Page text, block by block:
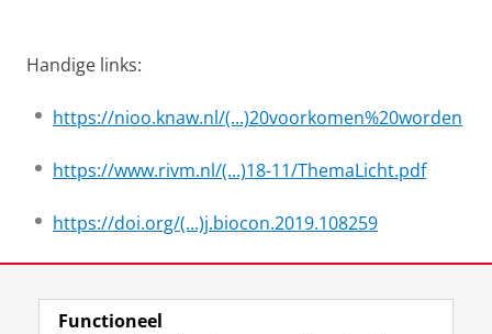
Handige links:
https://nioo.knaw.nl/(...)20voorkomen%20worden
https://www.rivm.nl/(...)18-11/ThemaLicht.pdf
https://doi.org/(...)j.biocon.2019.108259
Laatst gewijzigd: 28 februari 2025 15:47
Functioneel